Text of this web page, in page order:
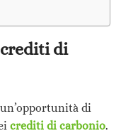
di
di
crediti di carbonio.